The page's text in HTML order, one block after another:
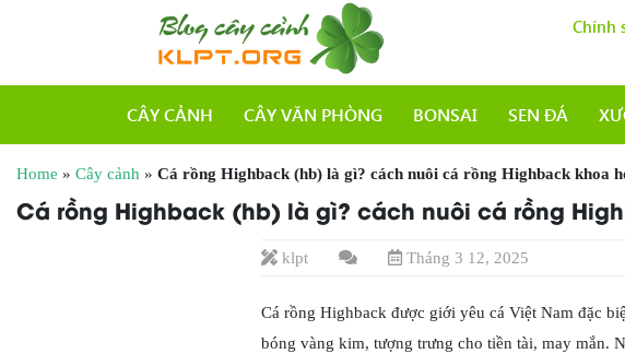
Chính
CÂY CẢNH CÂY VĂN PHÒNG BONSAI SEN ĐÁ
Home » Cây cảnh » Cá rồng Highback (hb) là gì? cách nuôi cá rồng Highback khoa
Cá rồng Highback (hb) là gì? cách nuôi cá rồng
klpt Tháng 3 12, 2025
Cá rồng Highback được giới yêu cá Việt Nam đặc
bóng vàng kim, tượng trưng cho tiền tài, may mắn.